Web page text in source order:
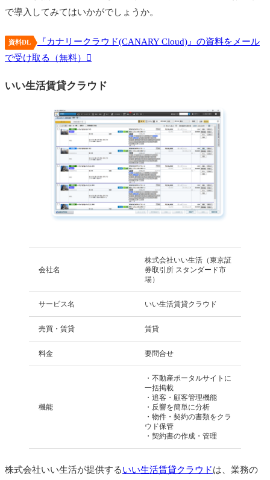
で導入してみてはいかがでしょうか。
資料DL
『カナリークラウド(CANARY Cloud)』の資料をメール
で受け取る（無料）
いい生活賃貸クラウド
会社名
株式会社いい生活（東京証
券取引所 スタンダード市
場）
サービス名 いい生活賃貸クラウド
売買・賃貸 賃貸
料金 要問合せ
機能
・不動産ポータルサイトに
一括掲載
・追客・顧客管理機能
・反響を簡単に分析
・物件・契約の書類をクラ
ウド保管
・契約書の作成・管理
株式会社いい生活が提供するいい生活賃貸クラウドは、業務の